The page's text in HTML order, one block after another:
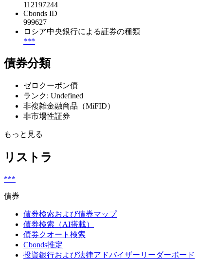
112197244
Cbonds ID
999627
ロシア中央銀行による証券の種類
***
債券分類
ゼロクーポン債
ランク: Undefined
非複雑金融商品（MiFID）
非市場性証券
もっと見る
リストラ
***
債券
債券検索および債券マップ
債券検索（AI搭載）
債券クオート検索
Cbonds推定
投資銀行および法律アドバイザーリーダーボード